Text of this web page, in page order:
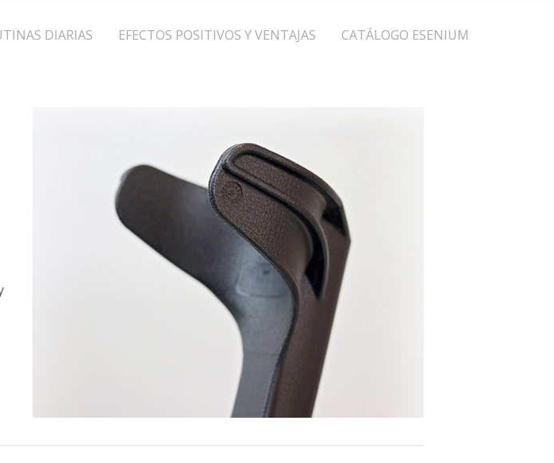
DIARIAS EFECTOS POSITIVOS Y VENTAJAS CATÁLOGO ESENIUM